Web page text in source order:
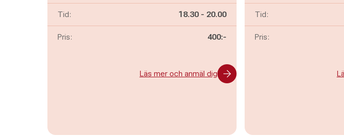
Tid: Pågår mellan
18.30 - och
20.00
Pris: 400:-
Läs mer och anmäl dig
Tid:
Pris: